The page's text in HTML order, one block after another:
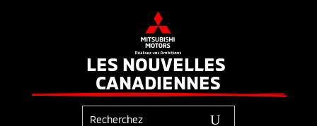
LES NOUVELLES
CANADIENNES